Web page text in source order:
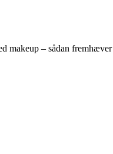
makeup – sådan